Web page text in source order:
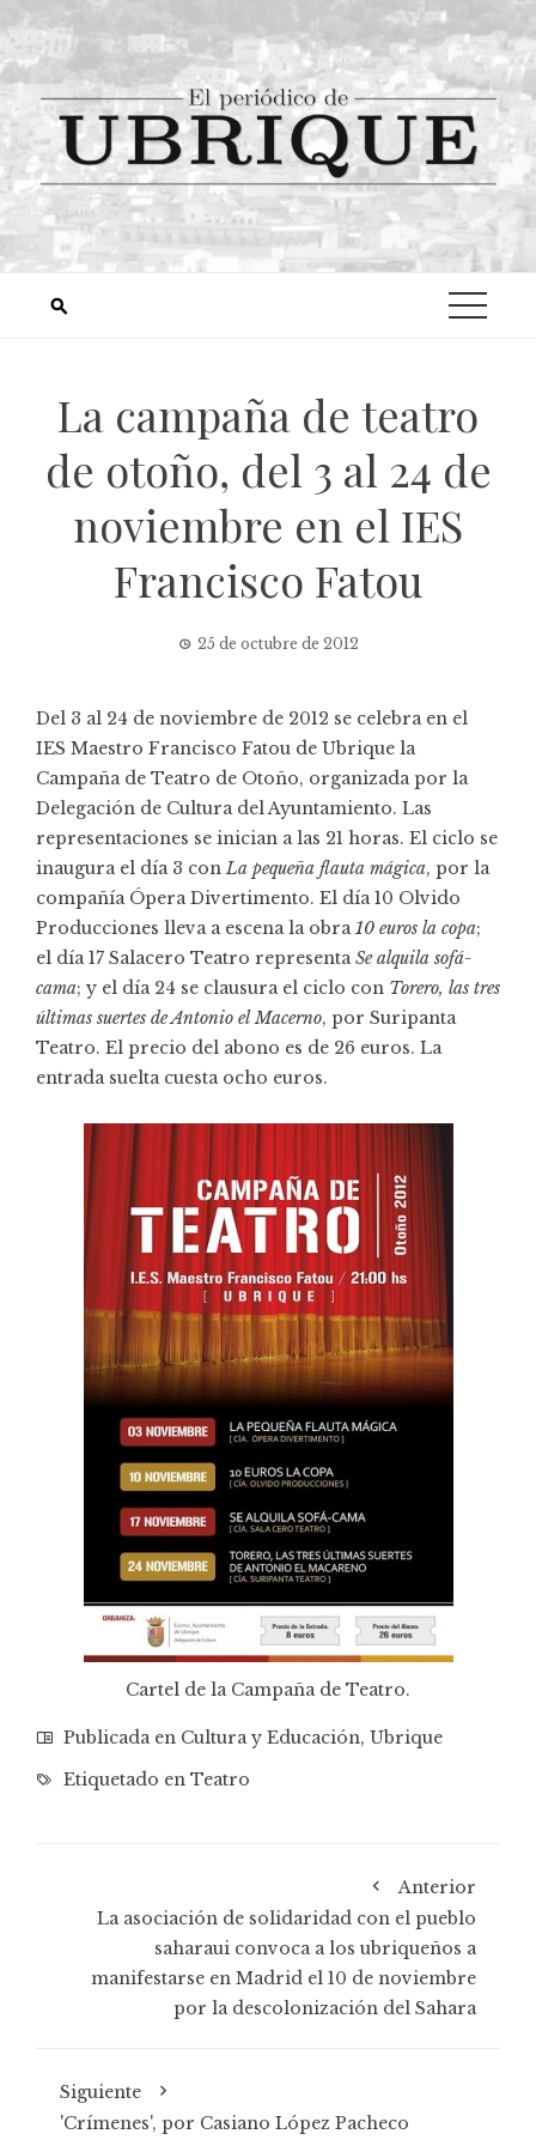
La campaña de teatro
de otoño, del 3 al 24 de
noviembre en el IES
Francisco Fatou
25 de octubre de 2012
Del 3 al 24 de noviembre de 2012 se celebra en el
IES Maestro Francisco Fatou de Ubrique la
Campaña de Teatro de Otoño, organizada por la
Delegación de Cultura del Ayuntamiento. Las
representaciones se inician a las 21 horas. El ciclo se
inaugura el día 3 conLa pequeña flauta mágica, por la
compañía Ópera Divertimento. El día 10 Olvido
Producciones lleva a escena la obra10 euros la copa;
el día 17 Salacero Teatro representaSe alquila sofá-
cama; y el día 24 se clausura el ciclo con Torero, las tres
últimas suertes de Antonio el Macerno, por Suripanta
Teatro. El precio del abono es de 26 euros. La
entrada suelta cuesta ocho euros.
Cartel de la Campaña de Teatro.
Publicada en Cultura y Educación, Ubrique
Etiquetado en Teatro
Anterior
La asociación de solidaridad con el pueblo
saharaui convoca a los ubriqueños a
manifestarse en Madrid el 10 de noviembre
por la descolonización del Sahara
Siguiente
'Crímenes', por Casiano López Pacheco